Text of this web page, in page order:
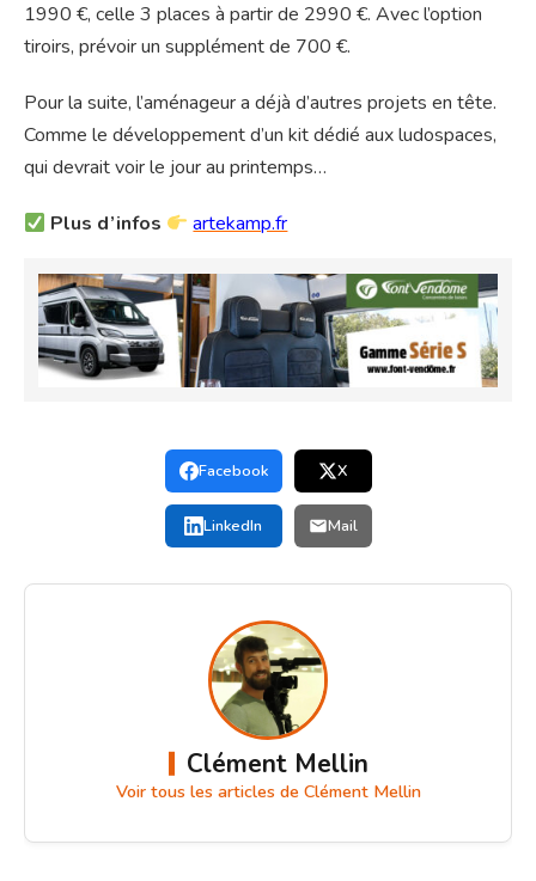
1990 €, celle 3 places à partir de 2990 €. Avec l’option
tiroirs, prévoir un supplément de 700 €.
Pour la suite, l’aménageur a déjà d’autres projets en tête.
Comme le développement d’un kit dédié aux ludospaces,
qui devrait voir le jour au printemps…
Plus d’infos artekamp.fr
Facebook X
LinkedIn Mail
Clément Mellin
Voir tous les articles de Clément Mellin